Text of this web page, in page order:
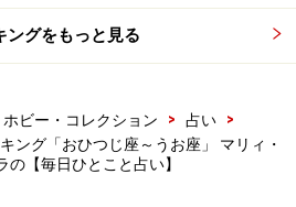
座（6月22日～7月22日生
ングをもっと見る
ホビー・コレクション > 占い
>
ング「おひつじ座～うお座」 マリィ・
の【毎日ひとこと占い】